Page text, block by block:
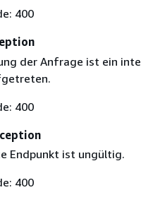
400
der Anfrage ist ein
400
Endpunkt ist ungültig.
400